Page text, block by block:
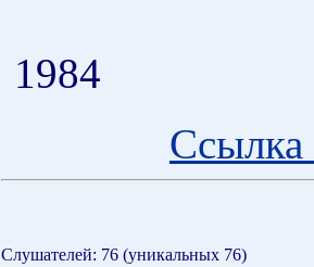
1984
Ссылка
Слушателей: 76 (уникальных 76)